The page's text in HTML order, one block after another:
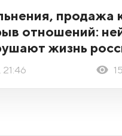
продажа
отношений:
жизнь
21:46